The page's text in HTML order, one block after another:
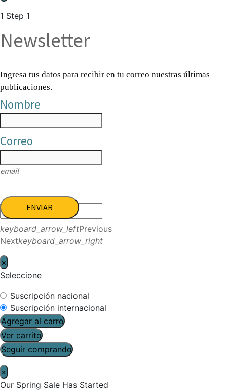
1 Step 1
Newsletter
Ingresa tus datos para recibir en tu correo nuestras últimas
publicaciones.
Nombre
Correo
email
ENVIAR
keyboard_arrow_leftPrevious
Nextkeyboard_arrow_right
×
Seleccione
Suscripción nacional
Suscripción internacional
Agregar al carro
Ver carrito
Seguir comprando
×
Our Spring Sale Has Started